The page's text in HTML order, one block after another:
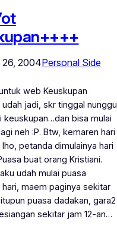
26, 2004Personal Side
web Keuskupan
jadi, skr tinggal nunggu
keuskupan…dan bisa mulai
neh :P. Btw, kemaren hari
lho, petanda dimulainya hari
buat orang Kristiani.
udah mulai puasa
maem paginya sekitar
puasa dadakan, gara2
sekitar jam 12-an…